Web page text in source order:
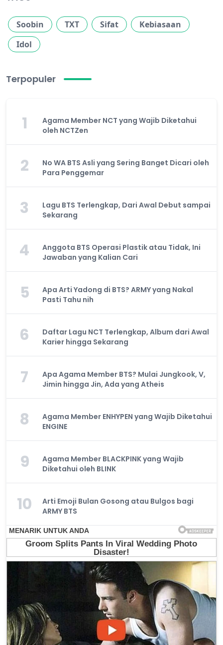
Soobin TXT Sifat
Kebiasaan
Idol
Terpopuler
1
Agama Member NCT yang Wajib Diketahui
oleh NCTZen
2
No WA BTS Asli yang Sering Banget Dicari oleh
Para Penggemar
3
Lagu BTS Terlengkap, Dari Awal Debut sampai
Sekarang
4
Anggota BTS Operasi Plastik atau Tidak, Ini
Jawaban yang Kalian Cari
5
Apa Arti Yadong di BTS? ARMY yang Nakal
Pasti Tahu nih
6
Daftar Lagu NCT Terlengkap, Album dari Awal
Karier hingga Sekarang
7
Apa Agama Member BTS? Mulai Jungkook, V,
Jimin hingga Jin, Ada yang Atheis
8
Agama Member ENHYPEN yang Wajib Diketahui
ENGINE
9
Agama Member BLACKPINK yang Wajib
Diketahui oleh BLINK
10
Arti Emoji Bulan Gosong atau Bulgos bagi
ARMY BTS